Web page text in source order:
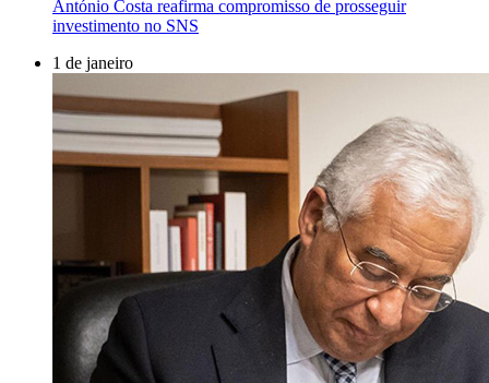
António Costa reafirma compromisso de prosseguir
investimento no SNS
1 de janeiro